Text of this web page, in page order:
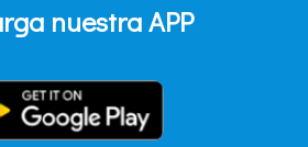
nuestra APP